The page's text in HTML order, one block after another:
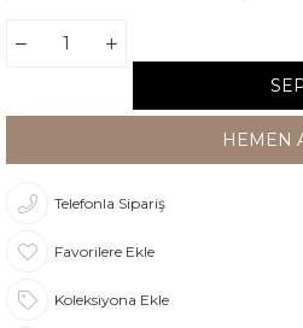
Telefonla Sipariş
Favorilere Ekle
Koleksiyona Ekle